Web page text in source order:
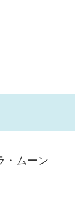
ムーン